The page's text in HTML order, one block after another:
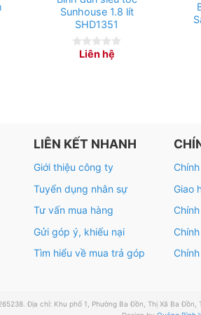
Sunhouse 1.8 lít
SHD1351
Liên hệ
LIÊN KẾT NHANH
Giới thiệu công ty
Tuyển dụng nhân sự
Tư vấn mua hàng
Gửi góp ý, khiếu nại
Tìm hiểu về mua trả góp
Giao
Địa chỉ: Khu phố 1, Phường Ba Đồn, Thị Xã Ba